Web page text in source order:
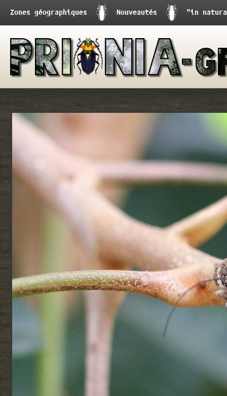
Zones géographiques Nouveautés "in